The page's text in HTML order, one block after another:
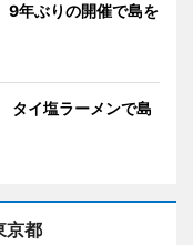
年ぶりの開催で島を
タイ塩ラーメンで島
京都